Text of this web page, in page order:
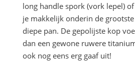
long handle spork (vork lepel)
je makkelijk onderin de
diepe pan. De gepolijste kop
dan een gewone ruwere
ook nog eens erg gaaf uit!